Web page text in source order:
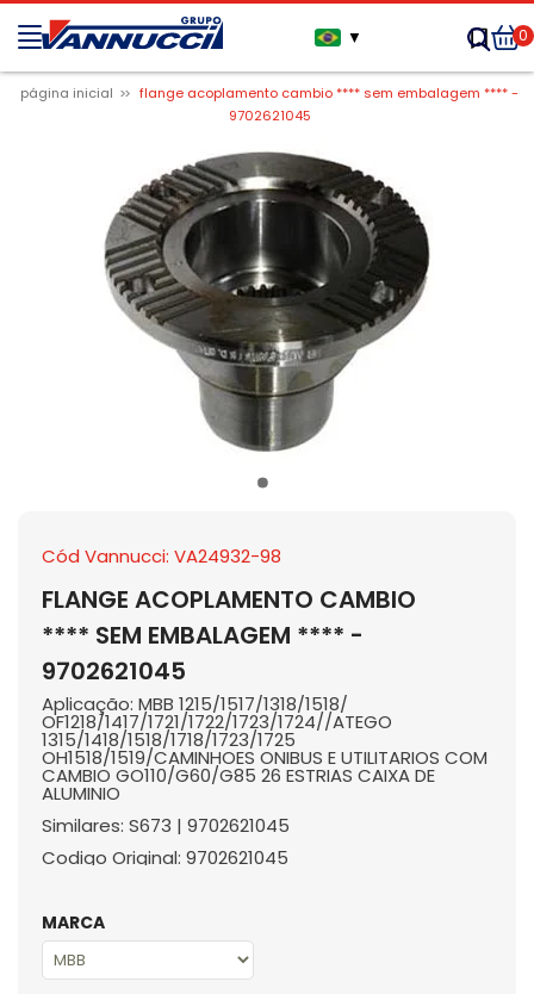
▼ 0
página inicial
flange acoplamento cambio **** sem embalagem **** -
9702621045
Cód Vannucci: VA24932-98
FLANGE ACOPLAMENTO CAMBIO
**** SEM EMBALAGEM **** -
9702621045
Aplicação: MBB 1215/1517/1318/1518/
OF1218/1417/1721/1722/1723/1724//ATEGO
1315/1418/1518/1718/1723/1725
OH1518/1519/CAMINHOES ONIBUS E UTILITARIOS COM
CAMBIO GO110/G60/G85 26 ESTRIAS CAIXA DE
ALUMINIO
Similares: S673 | 9702621045
Codigo Original: 9702621045
MARCA